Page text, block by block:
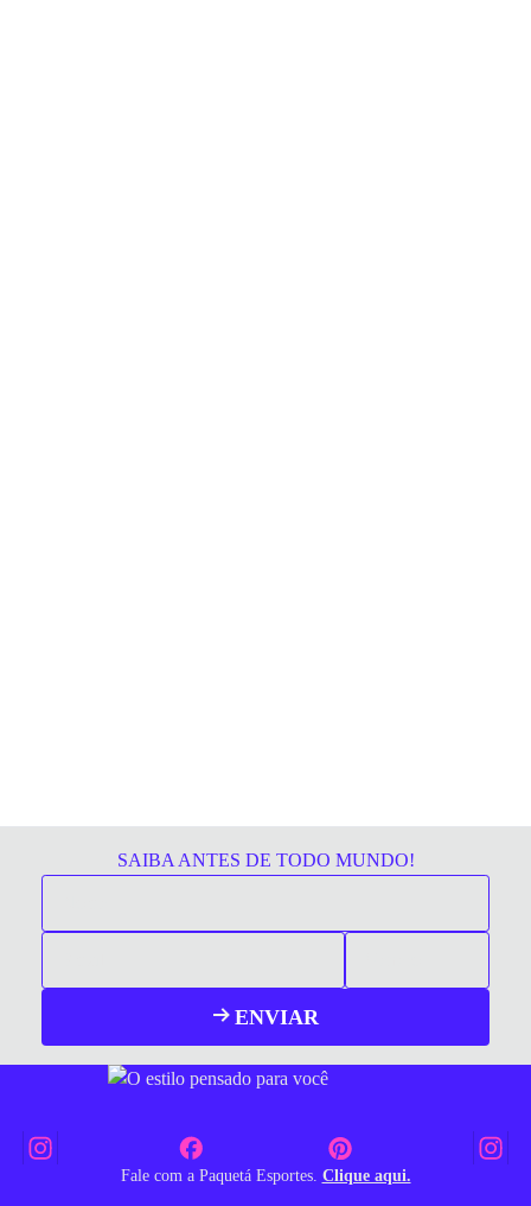
SAIBA ANTES DE TODO MUNDO!
ENVIAR
Fale com a Paquetá Esportes. Clique aqui.